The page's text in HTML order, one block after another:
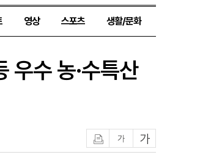
영상 스포츠 생활/문화
우수 농·수특산
글자작게글자크게